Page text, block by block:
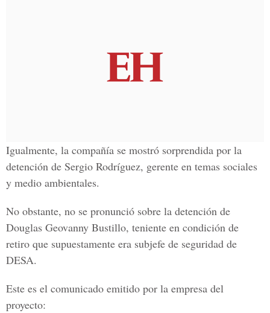
Igualmente, la compañía se mostró sorprendida por la
detención de Sergio Rodríguez, gerente en temas sociales
y medio ambientales.
No obstante, no se pronunció sobre la detención de
Douglas Geovanny Bustillo, teniente en condición de
retiro que supuestamente era subjefe de seguridad de
DESA.
Este es el comunicado emitido por la empresa del
proyecto: